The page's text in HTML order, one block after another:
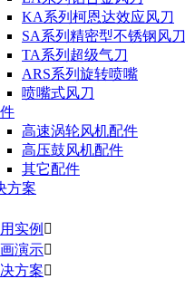
KA系列柯恩达效应风刀
SA系列精密型不锈钢风刀
TA系列超级气刀
ARS系列旋转喷嘴
喷嘴式风刀
高速涡轮风机配件
高压鼓风机配件
其它配件
方案
实例 
演示
方案